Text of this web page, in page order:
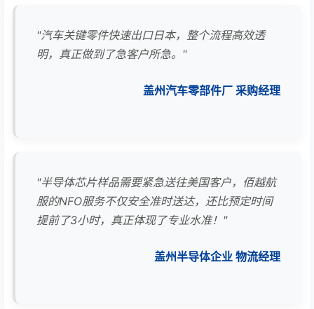
"汽车关键零件快速出口日本，整个流程高效透
明，真正做到了急客户所急。"
盖州汽车零部件厂 采购经理
"半导体芯片样品需要紧急送往美国客户，佰越航
服的NFO服务不仅安全准时送达，还比预定时间
提前了3小时，真正体现了专业水准！"
盖州半导体企业 物流经理